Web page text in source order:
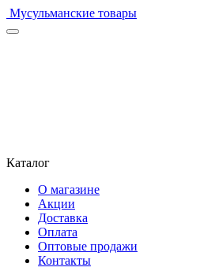
Мусульманские товары
Каталог
О магазине
Акции
Доставка
Оплата
Оптовые продажи
Контакты